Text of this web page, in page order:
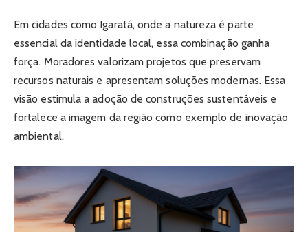
Em cidades como Igaratá, onde a natureza é parte
essencial da identidade local, essa combinação ganha
força. Moradores valorizam projetos que preservam
recursos naturais e apresentam soluções modernas. Essa
visão estimula a adoção de construções sustentáveis e
fortalece a imagem da região como exemplo de inovação
ambiental.